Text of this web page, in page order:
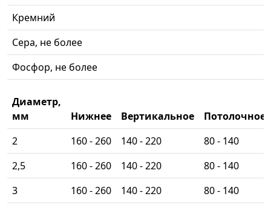
Кремний
Сера, не более
Фосфор, не более
Диаметр,
мм
Нижнее Вертикальное
Потолочное
2
160 - 260 140 - 220
80 - 140
2,5
160 - 260 140 - 220
80 - 140
3
160 - 260 140 - 220
80 - 140